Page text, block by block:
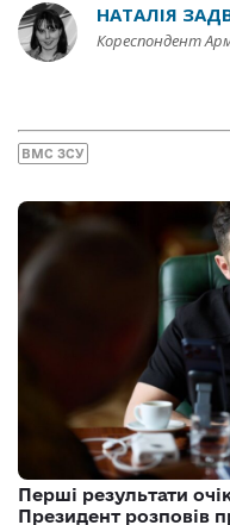
НАТАЛІЯ
Кореспондент
ВМС ЗСУ
Перші результати
Президент розповів